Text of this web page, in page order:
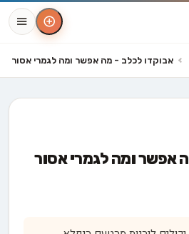
אבוקדו לכלב - מה אפשר ומה לגמרי אסור
אפשר ומה לגמרי אסור